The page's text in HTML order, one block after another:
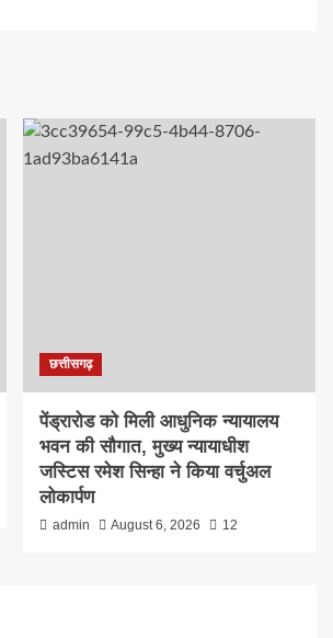
छत्तीसगढ़
पेंड्रारोड को मिली आधुनिक न्यायालय
भवन की सौगात, मुख्य न्यायाधीश
जस्टिस रमेश सिन्हा ने किया वर्चुअल
लोकार्पण
admin August 6, 2026 12